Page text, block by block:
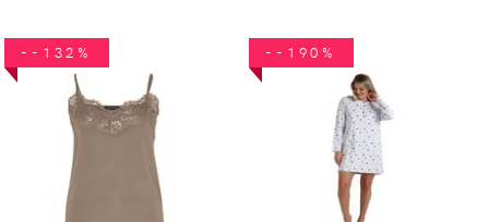
--132% --190%